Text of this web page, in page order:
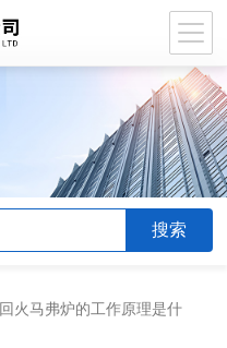
回火马弗炉的工作原理是什